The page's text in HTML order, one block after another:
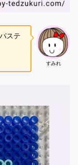
すみれ
ステ